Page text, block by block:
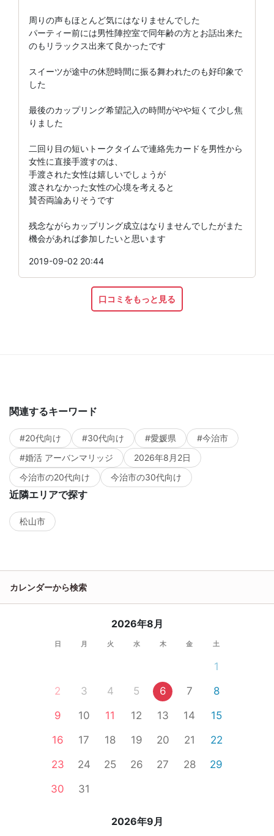
周りの声もほとんど気にはなりませんでした
パーティー前には男性陣控室で同年齢の方とお話出来た
のもリラックス出来て良かったです
スイーツが途中の休憩時間に振る舞われたのも好印象で
した
最後のカップリング希望記入の時間がやや短くて少し焦
りました
二回り目の短いトークタイムで連絡先カードを男性から
女性に直接手渡すのは、
手渡された女性は嬉しいでしょうが
渡されなかった女性の心境を考えると
賛否両論ありそうです
残念ながらカップリング成立はなりませんでしたがまた
機会があれば参加したいと思います
2019-09-02 20:44
口コミをもっと見る
関連するキーワード
#20代向け #30代向け #愛媛県
#今治市
#婚活 アーバンマリッジ
2026年8月2日
今治市の20代向け
今治市の30代向け
近隣エリアで探す
松山市
カレンダーから検索
2026年8月
日 月 火 水 木 金 土
1
2
3 4 5 6 7
8
9
10 11 12 13 14
15
16
17 18 19 20 21
22
23
24 25 26 27 28
29
30
31
2026年9月